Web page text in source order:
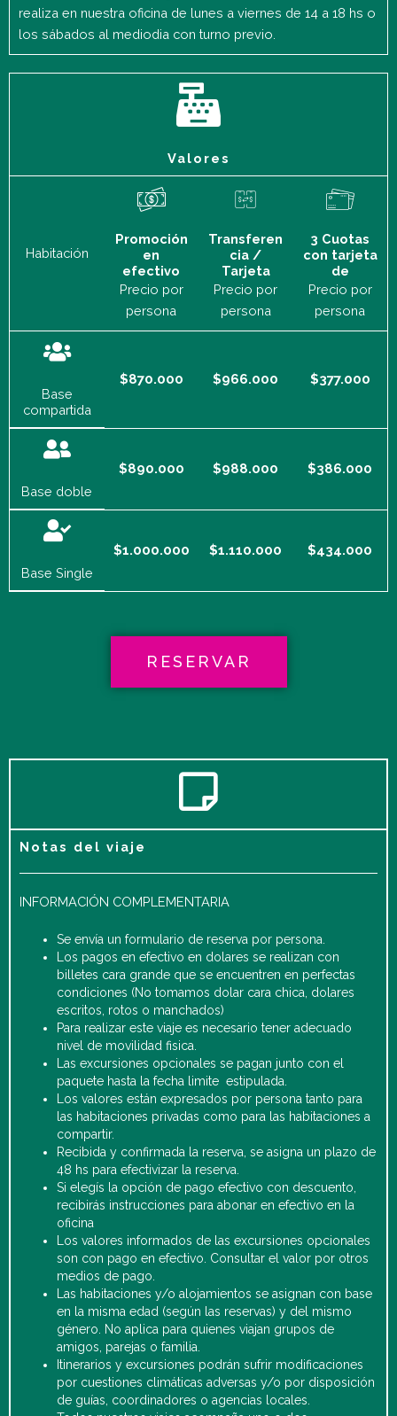
realiza en nuestra oficina de lunes a viernes de 14 a 18 hs o
los sábados al mediodia con turno previo.
Valores
Habitación
Promoción
en
efectivo
Precio por
persona
Transferen
cia /
Tarjeta
Precio por
persona
3 Cuotas
con tarjeta
de
Precio por
persona
Base
compartida
$870.000 $966.000 $377.000
Base doble
$890.000 $988.000 $386.000
Base Single
$1.000.000 $1.110.000 $434.000
RESERVAR
Notas del viaje
INFORMACIÓN COMPLEMENTARIA
Se envía un formulario de reserva por persona.
Los pagos en efectivo en dolares se realizan con
billetes cara grande que se encuentren en perfectas
condiciones (No tomamos dolar cara chica, dolares
escritos, rotos o manchados)
Para realizar este viaje es necesario tener adecuado
nivel de movilidad fisica.
Las excursiones opcionales se pagan junto con el
paquete hasta la fecha limite estipulada.
Los valores están expresados por persona tanto para
las habitaciones privadas como para las habitaciones a
compartir.
Recibida y confirmada la reserva, se asigna un plazo de
48 hs para efectivizar la reserva.
Si elegís la opción de pago efectivo con descuento,
recibirás instrucciones para abonar en efectivo en la
oficina
Los valores informados de las excursiones opcionales
son con pago en efectivo. Consultar el valor por otros
medios de pago.
Las habitaciones y/o alojamientos se asignan con base
en la misma edad (según las reservas) y del mismo
género. No aplica para quienes viajan grupos de
amigos, parejas o familia.
Itinerarios y excursiones podrán sufrir modificaciones
por cuestiones climáticas adversas y/o por disposición
de guías, coordinadores o agencias locales.